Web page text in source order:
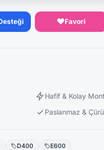
Favori
Hafif & Kolay
Paslanmaz &
D400 E600